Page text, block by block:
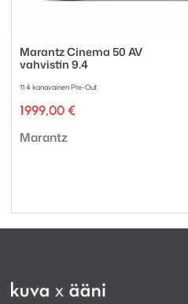
Tämä tekee AVR-
sekä nykyiseen että
kotiteatteriin.
Marantz Cinema 50 AV
vahvistin 9.4
11.4 kanavainen Pre-Out
1999,00 €
Tuotemerkki:
Marantz